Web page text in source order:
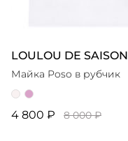
LOULOU DE SAISON
Майка Poso в рубчик
4 800 ₽ 8 000 ₽